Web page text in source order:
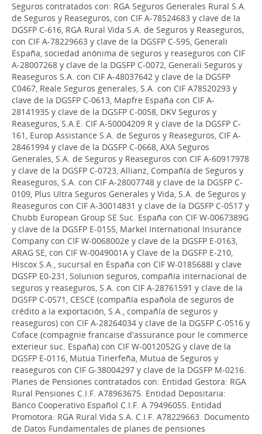
Seguros contratados con: RGA Seguros Generales Rural S.A.
de Seguros y Reaseguros, con CIF A-78524683 y clave de la
DGSFP C-616, RGA Rural Vida S.A. de Seguros y Reaseguros,
con CIF A-78229663 y clave de la DGSFP C-595, Generali
España, sociedad anónima de seguros y reaseguros con CIF
A-28007268 y clave de la DGSFP C-0072, Generali Seguros y
Reaseguros S.A. con CIF A-48037642 y clave de la DGSFP
C0467, Reale Seguros generales, S.A. con CIF A78520293 y
clave de la DGSFP C-0613, Mapfre España con CIF A-
28141935 y clave de la DGSFP C-0058, DKV Seguros y
Reaseguros, S.A.E. CIF A-50004209 R y clave de la DGSFP C-
161, Europ Assistance S.A. de Seguros y Reaseguros, CIF A-
28461994 y clave de la DGSFP C-0668, AXA Seguros
Generales, S.A. de Seguros y Reaseguros con CIF A-60917978
y clave de la DGSFP C-0723, Allianz, Compañía de Seguros y
Reaseguros, S.A. con CIF A-28007748 y clave de la DGSFP C-
0109, Plus Ultra Seguros Generales y Vida, S.A. de Seguros y
Reaseguros con CIF A-30014831 y clave de la DGSFP C-0517 y
Chubb European Group SE Suc. España con CIF W-0067389G
y clave de la DGSFP E-0155, Markel International Insurance
Company con CIF W-0068002e y clave de la DGSFP E-0163,
ARAG SE, con CIF W-0049001A y Clave de la DGSFP E-210,
Hiscox S.A., sucursal en España con CIF W-0185688I y clave
DGSFP E0-231, Solunion seguros, compañía internacional de
seguros y reaseguros, S.A. con CIF A-28761591 y clave de la
DGSFP C-0571, CESCE (compañía española de seguros de
crédito a la exportación, S.A., compañía de seguros y
reaseguros) con CIF A-28264034 y clave de la DGSFP C-0516 y
Coface (compagnie francaise d'assurance pour le commerce
exterieur suc. España) con CIF W-0012052G y clave de la
DGSFP E-0116, Mutua Tinerfeña, Mutua de Seguros y
reaseguros con CIF G-38004297 y clave de la DGSFP M-0216.
Planes de Pensiones contratados con: Entidad Gestora: RGA
Rural Pensiones C.I.F. A78963675. Entidad Depositaria:
Banco Cooperativo Español C.I.F. A 79496055. Entidad
Promotora: RGA Rural Vida S.A. C.I.F. A78229663. Documento
de Datos Fundamentales de planes de pensiones